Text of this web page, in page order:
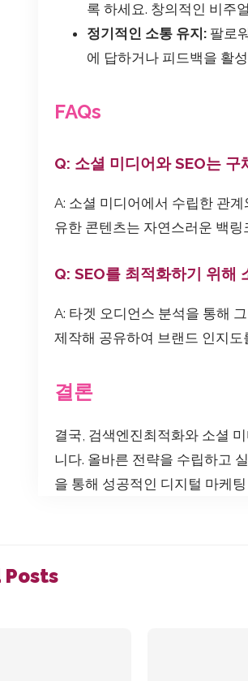
록 하세요. 창의적인 비주
정기적인 소통 유지: 팔로
에 답하거나 피드백을 활
FAQs
Q: 소셜 미디어와 SEO는
A: 소셜 미디어에서 수립한 관
유한 콘텐츠는 자연스러운 백링
Q: SEO를 최적화하기 위해
A: 타겟 오디언스 분석을 통해
제작해 공유하여 브랜드 인지도
결론
결국, 검색엔진최적화와 소셜
니다. 올바른 전략을 수립하고
을 통해 성공적인 디지털 마케